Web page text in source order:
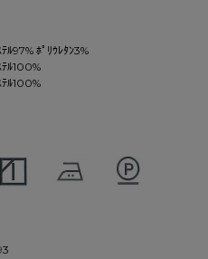
ﾙ97% ﾎﾟﾘｳﾚﾀﾝ3%
ﾃﾙ100%
ﾃﾙ100%